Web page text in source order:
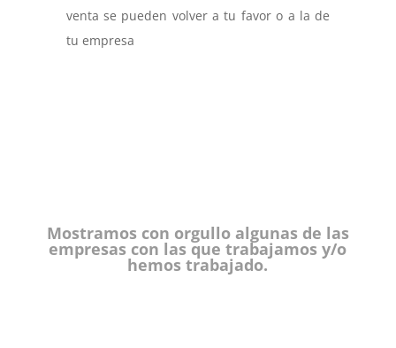
venta se pueden volver a tu favor o a la de
tu empresa
Mostramos con orgullo algunas de las
empresas con las que trabajamos y/o
hemos trabajado.